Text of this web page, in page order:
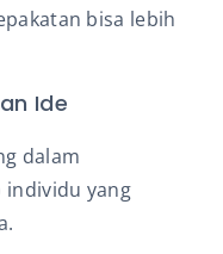
bisa lebih
Ide
dalam
individu yang